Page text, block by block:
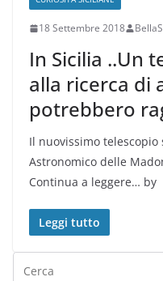
18 Settembre 2018
In Sicilia ..Un
alla ricerca di
potrebbero
Il nuovissimo telescopio
Astronomico delle
Continua a leggere… by
Leggi tutto